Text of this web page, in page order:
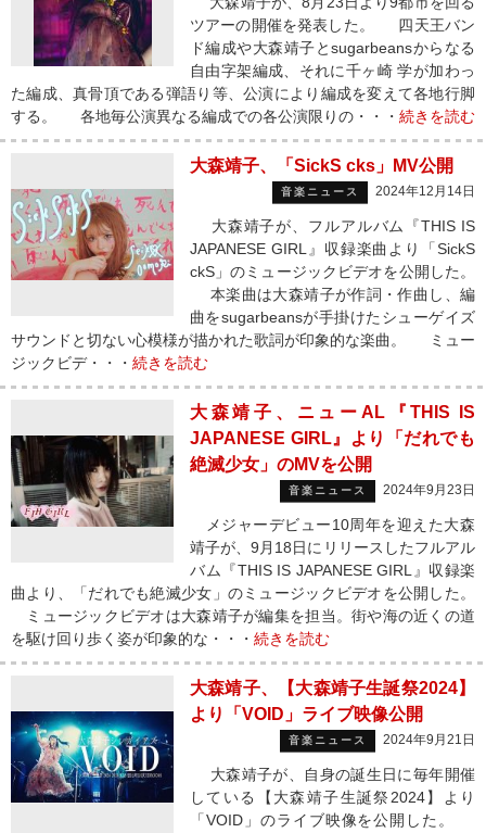
ツアーの開催を発表した。 四天王バン
ド編成や大森靖子とsugarbeansからなる
自由字架編成、それに千ヶ崎 学が加わっ
た編成、真骨頂である弾語り等、公演により編成を変えて各地行脚
する。 各地毎公演異なる編成での各公演限りの・・・ 続きを読む
大森靖子、「SickS cks」MV公開
音楽ニュース 2024年12月14日
大森靖子が、フルアルバム『THIS IS
JAPANESE GIRL』収録楽曲より「SickS
ckS」のミュージックビデオを公開した。
本楽曲は大森靖子が作詞・作曲し、編
曲をsugarbeansが手掛けたシューゲイズ
サウンドと切ない心模様が描かれた歌詞が印象的な楽曲。 ミュー
ジックビデ・・・ 続きを読む
大森靖子、ニューAL『THIS IS
JAPANESE GIRL』より「だれでも
絶滅少女」のMVを公開
音楽ニュース 2024年9月23日
メジャーデビュー10周年を迎えた大森
靖子が、9月18日にリリースしたフルアル
バム『THIS IS JAPANESE GIRL』収録楽
曲より、「だれでも絶滅少女」のミュージックビデオを公開した。
ミュージックビデオは大森靖子が編集を担当。街や海の近くの道
を駆け回り歩く姿が印象的な・・・ 続きを読む
大森靖子、【大森靖子生誕祭2024】
より「VOID」ライブ映像公開
音楽ニュース 2024年9月21日
大森靖子が、自身の誕生日に毎年開催
している【大森靖子生誕祭2024】より
「VOID」のライブ映像を公開した。